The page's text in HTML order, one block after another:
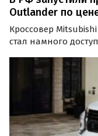
Outlander по
Кроссовер
стал намного
от 4 490 000
бензиновые